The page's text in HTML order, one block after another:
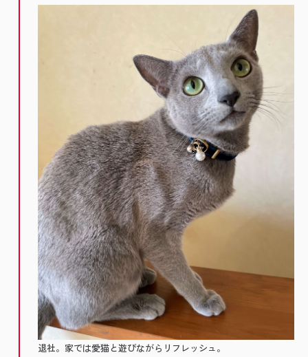
退社。家では愛猫と遊びながらリフレッシュ。